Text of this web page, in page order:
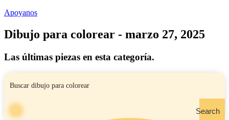
Apoyanos
Dibujo para colorear - marzo 27, 2025
Las últimas piezas en esta categoría.
Search